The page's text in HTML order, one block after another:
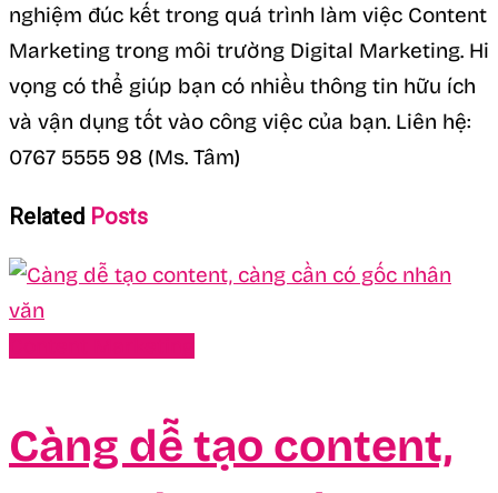
nghiệm đúc kết trong quá trình làm việc Content
Marketing trong môi trường Digital Marketing. Hi
vọng có thể giúp bạn có nhiều thông tin hữu ích
và vận dụng tốt vào công việc của bạn. Liên hệ:
0767 5555 98 (Ms. Tâm)
Related Posts
Càng dễ tạo content,